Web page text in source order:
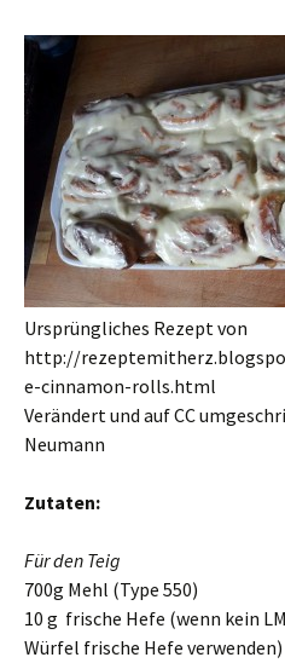
Ursprüngliches Rezept von
http://
e-cinnamon-rolls.html
Verändert und auf CC
Neumann
Zutaten:
Für den Teig
700g Mehl (Type 550)
10 g frische Hefe (wenn kein
Würfel frische Hefe verwenden)